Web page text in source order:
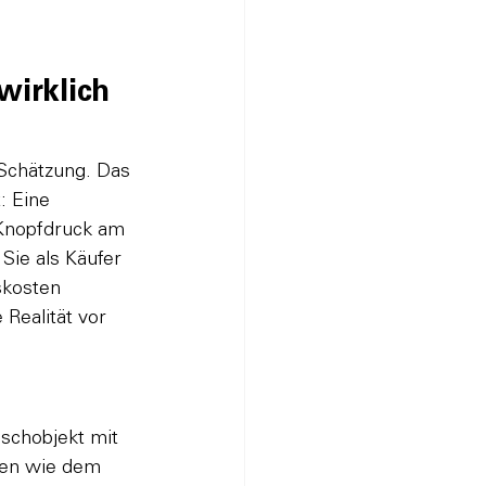
Das
Eine
am
als Käufer
Realität vor
mit
wie dem